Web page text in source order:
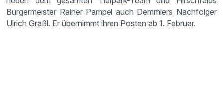
Bürgermeister Rainer Pampel auch Demmlers Nachfolger
Ulrich Graßl. Er übernimmt ihren Posten ab 1. Februar.